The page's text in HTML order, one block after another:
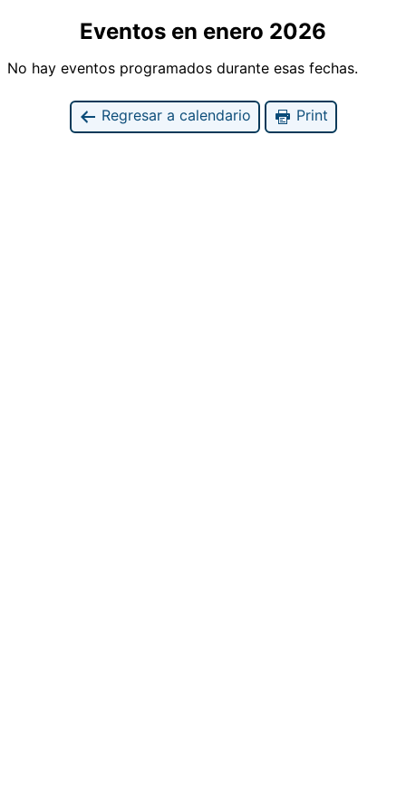
Eventos en enero 2026
No hay eventos programados durante esas fechas.
Regresar a calendario Print